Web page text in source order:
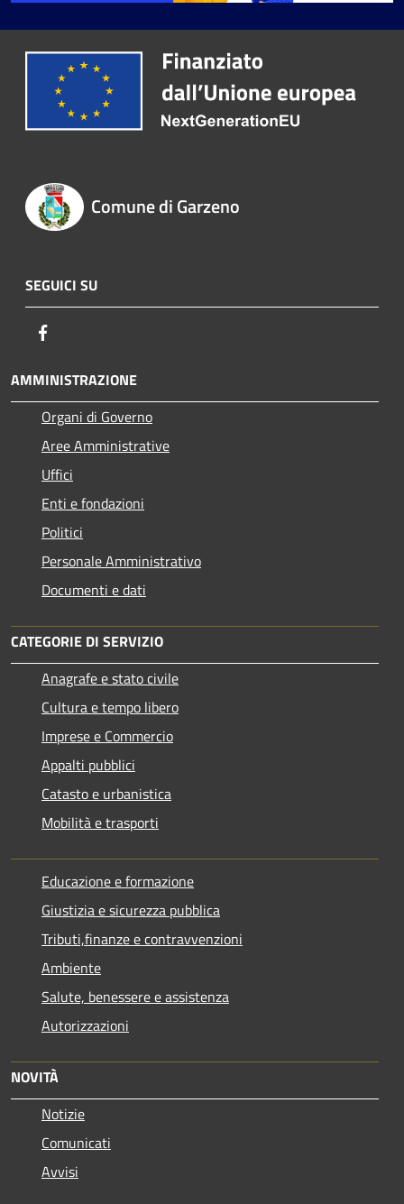
Comune di Garzeno
SEGUICI SU
AMMINISTRAZIONE
Organi di Governo
Aree Amministrative
Uffici
Enti e fondazioni
Politici
Personale Amministrativo
Documenti e dati
CATEGORIE DI SERVIZIO
Anagrafe e stato civile
Cultura e tempo libero
Imprese e Commercio
Appalti pubblici
Catasto e urbanistica
Mobilità e trasporti
Educazione e formazione
Giustizia e sicurezza pubblica
Tributi,finanze e contravvenzioni
Ambiente
Salute, benessere e assistenza
Autorizzazioni
NOVITÀ
Notizie
Comunicati
Avvisi